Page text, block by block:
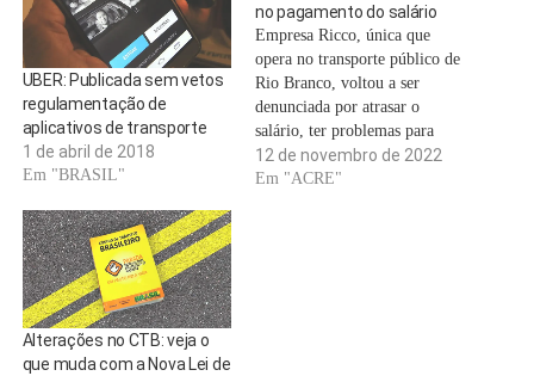
UBER: Publicada sem vetos
regulamentação de
aplicativos de transporte
1 de abril de 2018
Em "BRASIL"
no pagamento do salário
Empresa Ricco, única que
opera no transporte público de
Rio Branco, voltou a ser
denunciada por atrasar o
salário, ter problemas para
pagar horas extras, depositar o
FGTS atrasado e outras
12 de novembro de 2022
Em "ACRE"
Alterações no CTB: veja o
que muda com a Nova Lei de